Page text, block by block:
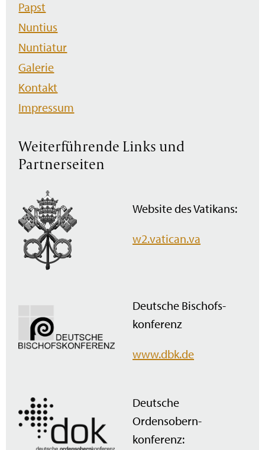
Papst
Nuntius
Nuntiatur
Galerie
Kontakt
Impressum
Weiterführende Links und
Partnerseiten
Website des Vatikans:
w2.vatican.va
Deutsche Bischofs­
konferenz
www.dbk.de
Deutsche
Ordensobern­
konferenz: